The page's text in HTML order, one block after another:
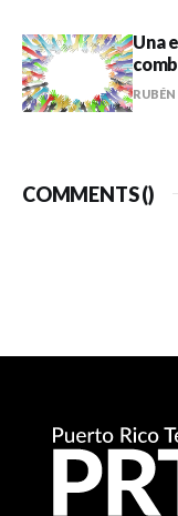
Una
COMMENTS ()